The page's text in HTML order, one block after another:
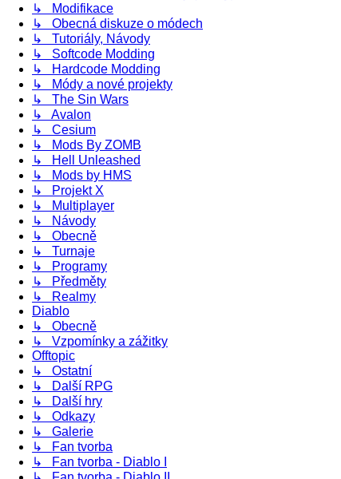
↳ Modifikace
↳ Obecná diskuze o módech
↳ Tutoriály, Návody
↳ Softcode Modding
↳ Hardcode Modding
↳ Módy a nové projekty
↳ The Sin Wars
↳ Avalon
↳ Cesium
↳ Mods By ZOMB
↳ Hell Unleashed
↳ Mods by HMS
↳ Projekt X
↳ Multiplayer
↳ Návody
↳ Obecně
↳ Turnaje
↳ Programy
↳ Předměty
↳ Realmy
Diablo
↳ Obecně
↳ Vzpomínky a zážitky
Offtopic
↳ Ostatní
↳ Další RPG
↳ Další hry
↳ Odkazy
↳ Galerie
↳ Fan tvorba
↳ Fan tvorba - Diablo I